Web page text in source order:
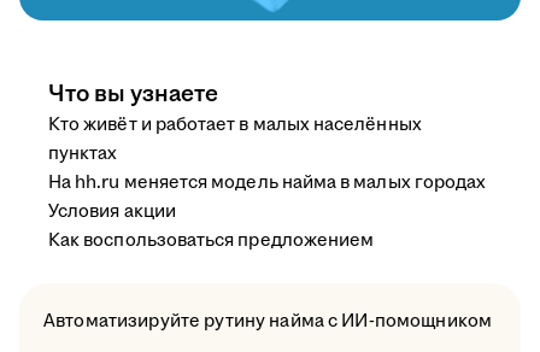
Что вы узнаете
Кто живёт и работает в малых населённых
пунктах
На hh.ru меняется модель найма в малых городах
Условия акции
Как воспользоваться предложением
Автоматизируйте рутину найма с ИИ-помощником